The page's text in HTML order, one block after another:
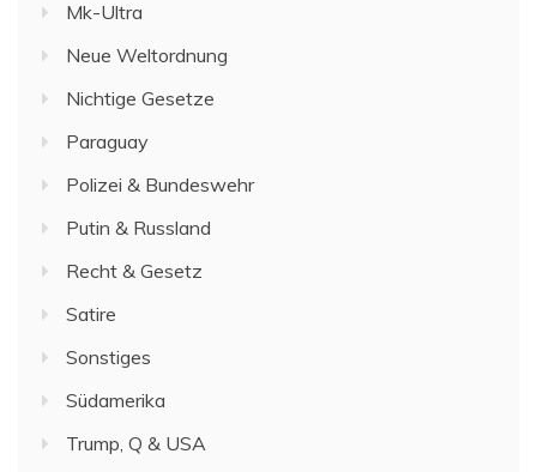
Mk-Ultra
Neue Weltordnung
Nichtige Gesetze
Paraguay
Polizei & Bundeswehr
Putin & Russland
Recht & Gesetz
Satire
Sonstiges
Südamerika
Trump, Q & USA